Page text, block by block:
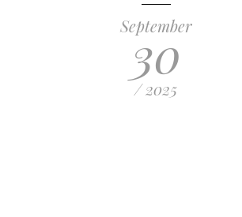
September
30
/ 2025